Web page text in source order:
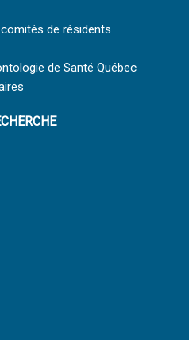
de résidents
de Santé Québec